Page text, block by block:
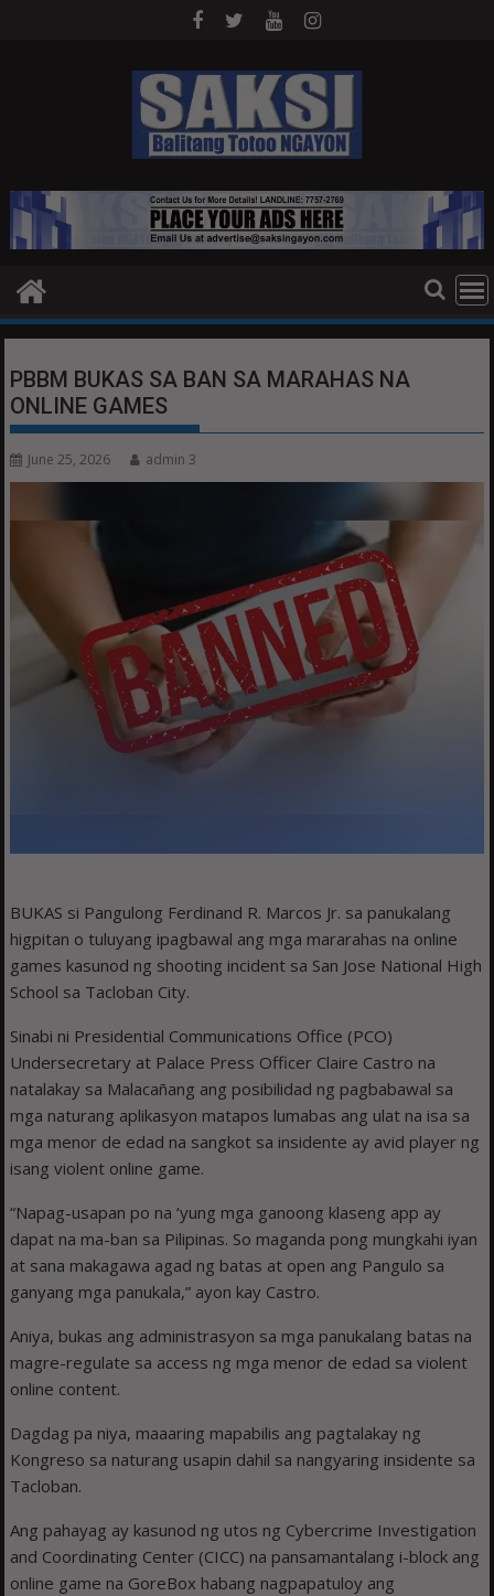
PBBM BUKAS SA BAN SA MARAHAS NA
ONLINE GAMES
June 25, 2026 admin 3
BUKAS si Pangulong Ferdinand R. Marcos Jr. sa panukalang
higpitan o tuluyang ipagbawal ang mga mararahas na online
games kasunod ng shooting incident sa San Jose National High
School sa Tacloban City.
Sinabi ni Presidential Communications Office (PCO)
Undersecretary at Palace Press Officer Claire Castro na
natalakay sa Malacañang ang posibilidad ng pagbabawal sa
mga naturang aplikasyon matapos lumabas ang ulat na isa sa
mga menor de edad na sangkot sa insidente ay avid player ng
isang violent online game.
“Napag-usapan po na ‘yung mga ganoong klaseng app ay
dapat na ma-ban sa Pilipinas. So maganda pong mungkahi iyan
at sana makagawa agad ng batas at open ang Pangulo sa
ganyang mga panukala,” ayon kay Castro.
Aniya, bukas ang administrasyon sa mga panukalang batas na
magre-regulate sa access ng mga menor de edad sa violent
online content.
Dagdag pa niya, maaaring mapabilis ang pagtalakay ng
Kongreso sa naturang usapin dahil sa nangyaring insidente sa
Tacloban.
Ang pahayag ay kasunod ng utos ng Cybercrime Investigation
and Coordinating Center (CICC) na pansamantalang i-block ang
online game na GoreBox habang nagpapatuloy ang